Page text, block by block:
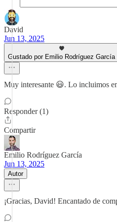
David
Jun 13, 2025
Gustado por Emilio Rodríguez García
Muy interesante 😃. Lo incluimos
Responder (1)
Compartir
Emilio Rodríguez García
Jun 13, 2025
Autor
¡Gracias, David! Encantado de